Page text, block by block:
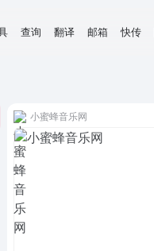
查询 翻译 邮箱 快传
小蜜蜂音乐网